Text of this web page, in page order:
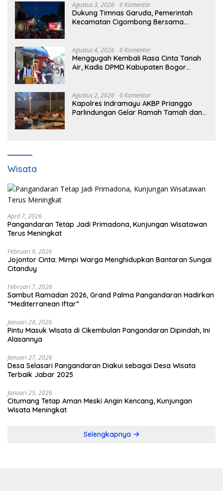
Agustus 3, 2026 0 Komentar
Dukung Timnas Garuda, Pemerintah
Kecamatan Cigombong Bersama
Agustus 4, 2026 0 Komentar
Menggugah Kembali Rasa Cinta Tanah
Air, Kadis DPMD Kabupaten Bogor
Masyarakat Dan Pengguna Jalan.
Agustus 2, 2026 0 Komentar
Kapolres Indramayu AKBP Prianggo
Parlindungan Gelar Ramah Tamah dan
Wisata
April 7, 2026
Pangandaran Tetap Jadi Primadona, Kunjungan Wisatawan
Terus Meningkat
Februari 9, 2026
Jojontor Cinta: Mimpi Warga Menghidupkan Bantaran Sungai
Citanduy
Februari 7, 2026
Sambut Ramadan 2026, Grand Palma Pangandaran Hadirkan
“Mediterranean Iftar”
Januari 28, 2026
Pintu Masuk Wisata di Cikembulan Pangandaran Dipindah, Ini
Alasannya
Januari 27, 2026
Desa Selasari Pangandaran Diakui sebagai Desa Wisata
Terbaik Jabar 2025
Januari 25, 2026
Citumang Tetap Aman Meski Angin Kencang, Kunjungan
Wisata Meningkat
Selengkapnya